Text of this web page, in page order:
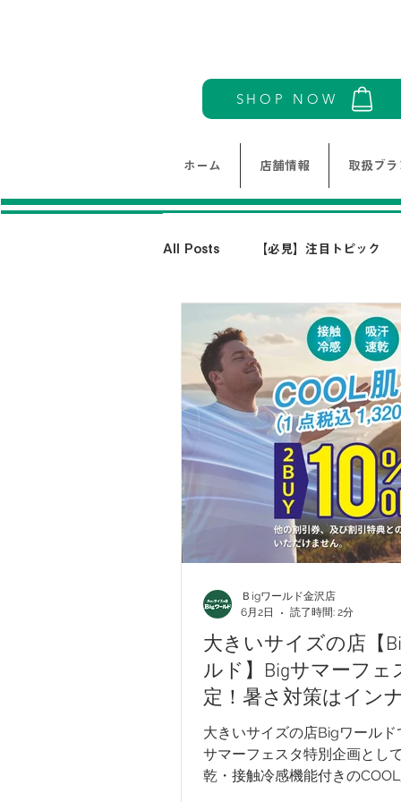
SHOP NOW
ホーム 店舗情報 取扱ブラ
All Posts 【必見】注目トピック
モリワンワールドレディース新着情
THE NORTH FACE-ノースフェ
G-stage EDWIN - エドウィ
メンズカジュアル ウィメンズ
入学式アイテム キャンペーン
大きいサイズの店【
ルド】Bigサマーフェ
定！暑さ対策はイン
ら！COOL肌着が2点購
10％OFF！
大きいサイズの店Bigワールド
サマーフェスタ特別企画として
乾・接触冷感機能付きのCOOL
Ｂigワールド金沢店
6月2日
読了時間: 2分